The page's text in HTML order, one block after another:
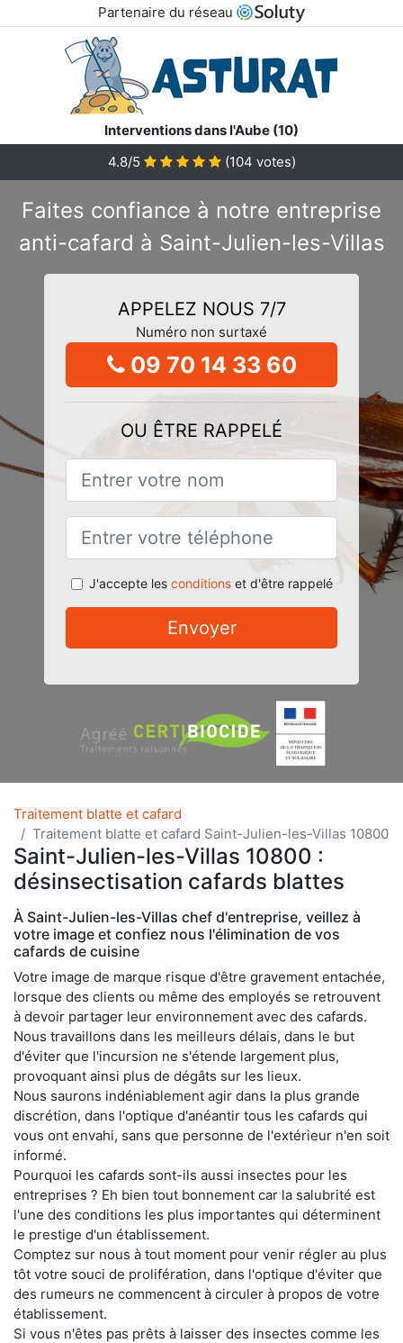
Partenaire du réseau
Interventions dans l'Aube (10)
4.8/5
(104 votes)
Faites confiance à notre entreprise
anti-cafard à Saint-Julien-les-Villas
APPELEZ NOUS 7/7
Numéro non surtaxé
09 70 14 33 60
OU ÊTRE RAPPELÉ
J'accepte les conditionset d'être rappelé
Envoyer
Traitement blatte et cafard
Traitement blatte et cafard Saint-Julien-les-Villas 10800
Saint-Julien-les-Villas 10800 :
désinsectisation cafards blattes
À Saint-Julien-les-Villas chef d'entreprise, veillez à
votre image et confiez nous l'élimination de vos
cafards de cuisine
Votre image de marque risque d'être gravement entachée,
lorsque des clients ou même des employés se retrouvent
à devoir partager leur environnement avec des cafards.
Nous travaillons dans les meilleurs délais, dans le but
d'éviter que l'incursion ne s'étende largement plus,
provoquant ainsi plus de dégâts sur les lieux.
Nous saurons indéniablement agir dans la plus grande
discrétion, dans l'optique d'anéantir tous les cafards qui
vous ont envahi, sans que personne de l'extérieur n'en soit
informé.
Pourquoi les cafards sont-ils aussi insectes pour les
entreprises ? Eh bien tout bonnement car la salubrité est
l'une des conditions les plus importantes qui déterminent
le prestige d'un établissement.
Comptez sur nous à tout moment pour venir régler au plus
tôt votre souci de prolifération, dans l'optique d'éviter que
des rumeurs ne commencent à circuler à propos de votre
établissement.
Si vous n'êtes pas prêts à laisser des insectes comme les